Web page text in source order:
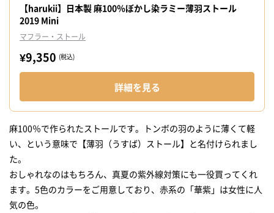
【harukii】日本製 麻100％ぼかし染ラミー薄羽ストール
2019 Mini
マフラー・ストール
¥9,350 (税込)
詳細を見る
麻100％で作られたストールです。トンボの羽のように薄くて軽
い、という意味で【薄羽（うすば）ストール】と名付けられまし
た。
おしゃれなのはもちろん、真夏の紫外線対策にも一役買ってくれ
ます。5色のカラーをご用意しており、赤系の「華紫」は女性に人
気の色。